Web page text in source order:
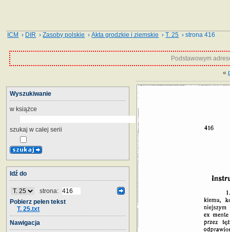
ICM › DIR ›Zasoby polskie ›Akta grodzkie i ziemskie ›T. 25 › strona 416
Podstawowym
«
Wyszukiwanie
w książce
szukaj w całej serii
Idź do
strona:
Pobierz pełen tekst
T. 25.txt
Nawigacja